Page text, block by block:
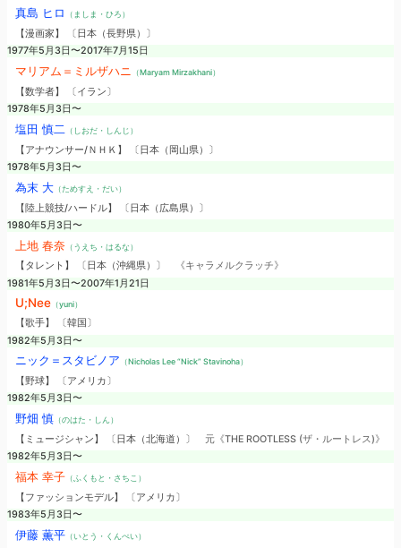
真島 ヒロ （ましま・ひろ）
【漫画家】 〔日本（長野県）〕
1977年5月3日〜2017年7月15日
マリアム＝ミルザハニ （Maryam Mirzakhani）
【数学者】 〔イラン〕
1978年5月3日〜
塩田 慎二 （しおだ・しんじ）
【アナウンサー/ＮＨＫ】 〔日本（岡山県）〕
1978年5月3日〜
為末 大（ためすえ・だい）
【陸上競技/ハードル】 〔日本（広島県）〕
1980年5月3日〜
上地 春奈（うえち・はるな）
【タレント】 〔日本（沖縄県）〕
《キャラメルクラッチ》
1981年5月3日〜2007年1月21日
U;Nee（yuni）
【歌手】 〔韓国〕
1982年5月3日〜
ニック＝スタビノア （Nicholas Lee “Nick” Stavinoha）
【野球】 〔アメリカ〕
1982年5月3日〜
野畑 慎（のはた・しん）
【ミュージシャン】 〔日本（北海道）〕 元《THE ROOTLESS (ザ・ルートレス)》
1982年5月3日〜
福本 幸子（ふくもと・さちこ）
【ファッションモデル】 〔アメリカ〕
1983年5月3日〜
伊藤 薫平（いとう・くんぺい）